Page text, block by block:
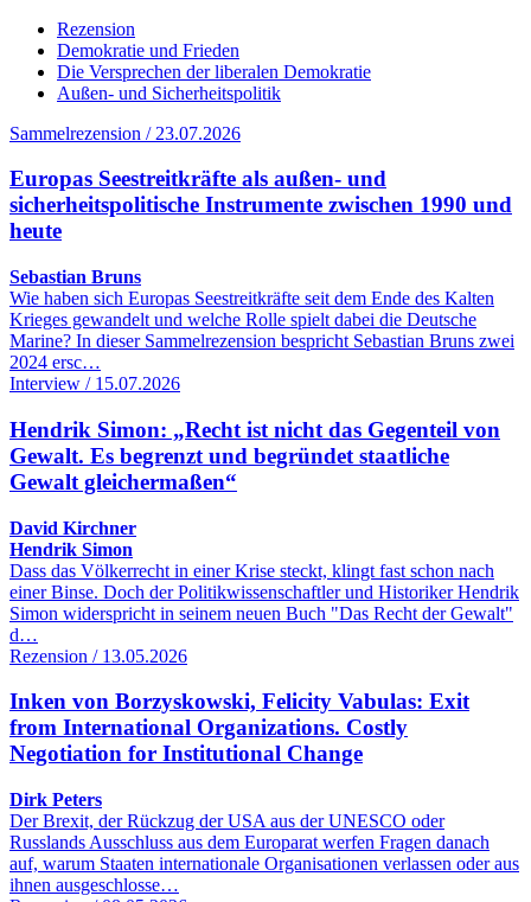
Rezension
Demokratie und Frieden
Die Versprechen der liberalen Demokratie
Außen- und Sicherheitspolitik
Sammelrezension / 23.07.2026
Europas Seestreitkräfte als außen- und
sicherheitspolitische Instrumente zwischen 1990 und
heute
Sebastian Bruns
Wie haben sich Europas Seestreitkräfte seit dem Ende des Kalten
Krieges gewandelt und welche Rolle spielt dabei die Deutsche
Marine? In dieser Sammelrezension bespricht Sebastian Bruns zwei
2024 ersc…
Interview / 15.07.2026
Hendrik Simon: „Recht ist nicht das Gegenteil von
Gewalt. Es begrenzt und begründet staatliche
Gewalt gleichermaßen“
David Kirchner
Hendrik Simon
Dass das Völkerrecht in einer Krise steckt, klingt fast schon nach
einer Binse. Doch der Politikwissenschaftler und Historiker Hendrik
Simon widerspricht in seinem neuen Buch "Das Recht der Gewalt"
d…
Rezension / 13.05.2026
Inken von Borzyskowski, Felicity Vabulas: Exit
from International Organizations. Costly
Negotiation for Institutional Change
Dirk Peters
Der Brexit, der Rückzug der USA aus der UNESCO oder
Russlands Ausschluss aus dem Europarat werfen Fragen danach
auf, warum Staaten internationale Organisationen verlassen oder aus
ihnen ausgeschlosse…